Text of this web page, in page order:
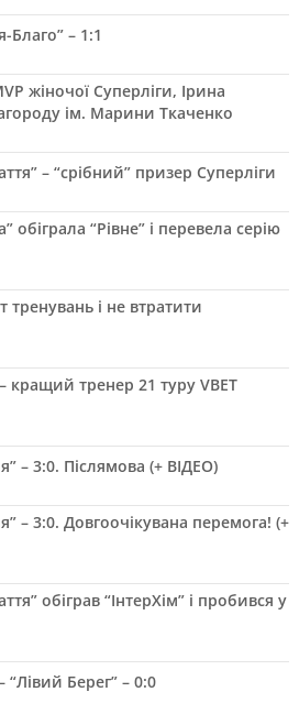
Благо” – 1:1
жіночої Суперліги, Ірина
ім. Марини Ткаченко
– “срібний” призер Суперліги
обіграла “Рівне” і перевела серію
тренувань і не втратити
тренер 21 туру VBET
– 3:0. Післямова (+ ВІДЕО)
– 3:0. Довгоочікувана перемога! (+
обіграв “ІнтерХім” і пробився у
“Лівий Берег” – 0:0